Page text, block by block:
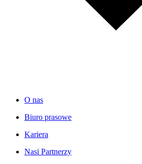
O nas
Biuro prasowe
Kariera
Nasi Partnerzy